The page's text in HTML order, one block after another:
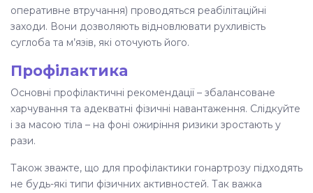
оперативне втручання) проводяться реабілітаційні
заходи. Вони дозволяють відновлювати рухливість
суглоба та м’язів, які оточують його.
Профілактика
Основні профілактичні рекомендації – збалансоване
харчування та адекватні фізичні навантаження. Слідкуйте
і за масою тіла – на фоні ожиріння ризики зростають у
рази.
Також зважте, що для профілактики гонартрозу підходять
не будь-які типи фізичних активностей. Так важка